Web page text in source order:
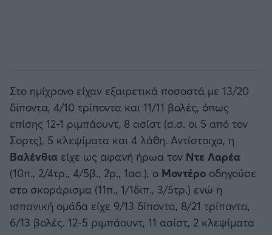
Στο ημίχρονο είχαν εξαιρετικά ποσοστά με 13/20
δίποντα, 4/10 τρίποντα και 11/11 βολές, όπως
επίσης 12-1 ριμπάουντ, 8 ασίστ (σ.σ. οι 5 από τον
Σορτς), 5 κλεψίματα και 4 λάθη. Αντίστοιχα, η
Βαλένθια είχε ως αφανή ήρωα τον Ντε Λαρέα
(10π., 2/4τρ., 4/5β., 2ρ., 1ασ.), ο Μοντέρο οδηγούσε
στο σκοράρισμα (11π., 1/1διπ., 3/5τρ.) ενώ η
ισπανική ομάδα είχε 9/13 δίποντα, 8/21 τρίποντα,
6/13 βολές. 12-5 ριμπάουντ, 11 ασίστ, 2 κλεψίματα